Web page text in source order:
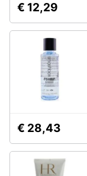
€ 12,29
€ 28,43